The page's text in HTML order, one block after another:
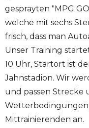
gesprayten "MPG
welche mit sechs
frisch, dass man
Unser Training
10 Uhr, Startort ist
Jahnstadion. Wir
und passen
Mittrainierenden an.